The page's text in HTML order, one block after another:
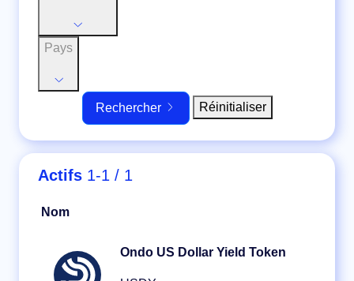
Pays
Rechercher Réinitialiser
Actifs 1-1 / 1
Nom
Ondo US Dollar Yield Token